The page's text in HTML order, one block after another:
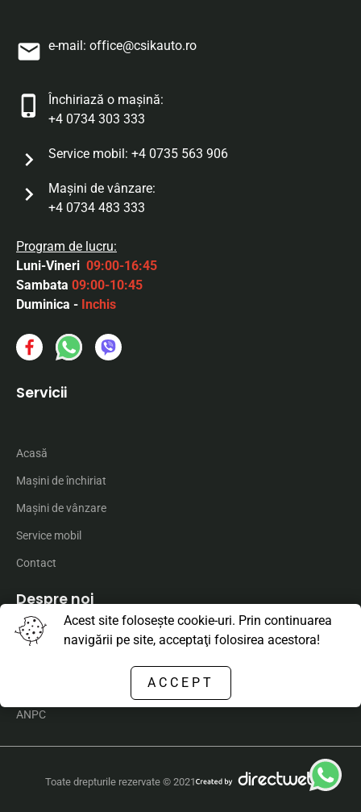
e-mail: office@csikauto.ro
Închiriază o mașină:
+4 0734 303 333
Service mobil: +4 0735 563 906
Maşini de vânzare:
+4 0734 483 333
Program de lucru:
Luni-Vineri 09:00-16:45
Sambata 09:00-10:45
Duminica - Inchis
Servicii
Acasă
Maşini de închiriat
Maşini de vânzare
Service mobil
Contact
Despre noi
ANPC
Toate drepturile rezervate © 2021
Acest site foloseşte cookie-uri. Prin continuarea
navigării pe site, acceptaţi folosirea acestora!
ACCEPT